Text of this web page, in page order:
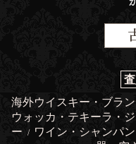
海外ウイスキー・ブラ
ウォッカ・テキーラ・ジ
ー / ワイン・シャンパン